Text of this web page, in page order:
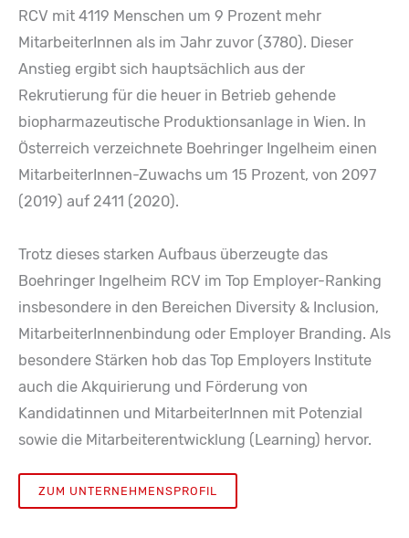
RCV mit 4119 Menschen um 9 Prozent mehr
MitarbeiterInnen als im Jahr zuvor (3780). Dieser
Anstieg ergibt sich hauptsächlich aus der
Rekrutierung für die heuer in Betrieb gehende
biopharmazeutische Produktionsanlage in Wien. In
Österreich verzeichnete Boehringer Ingelheim einen
MitarbeiterInnen-Zuwachs um 15 Prozent, von 2097
(2019) auf 2411 (2020).
Trotz dieses starken Aufbaus überzeugte das
Boehringer Ingelheim RCV im Top Employer-Ranking
insbesondere in den Bereichen Diversity & Inclusion,
MitarbeiterInnenbindung oder Employer Branding. Als
besondere Stärken hob das Top Employers Institute
auch die Akquirierung und Förderung von
Kandidatinnen und MitarbeiterInnen mit Potenzial
sowie die Mitarbeiterentwicklung (Learning) hervor.
ZUM UNTERNEHMENSPROFIL